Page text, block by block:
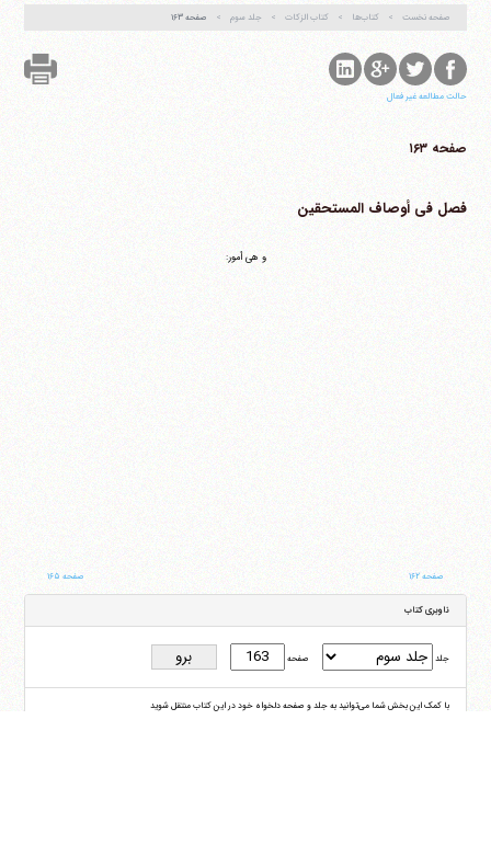
صفحه نخست
کتاب‌ها کتاب الزکات جلد سوم صفحه ۱۶۳
حالت مطالعه غیر فعال
صفحه ۱۶۳
فصل فی أوصاف المستحقین
و هی أمور:
صفحه ۱۶۲ صفحه ۱۶۵
ناوبری کتاب
جلد صفحه
با کمک این بخش شما می‌توانید به جلد و صفحه دلخواه خود در این کتاب منتقل شوید